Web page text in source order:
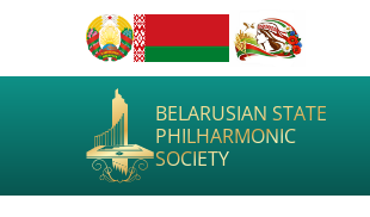
BELARUSIAN STATE
PHILHARMONIC
SOCIETY